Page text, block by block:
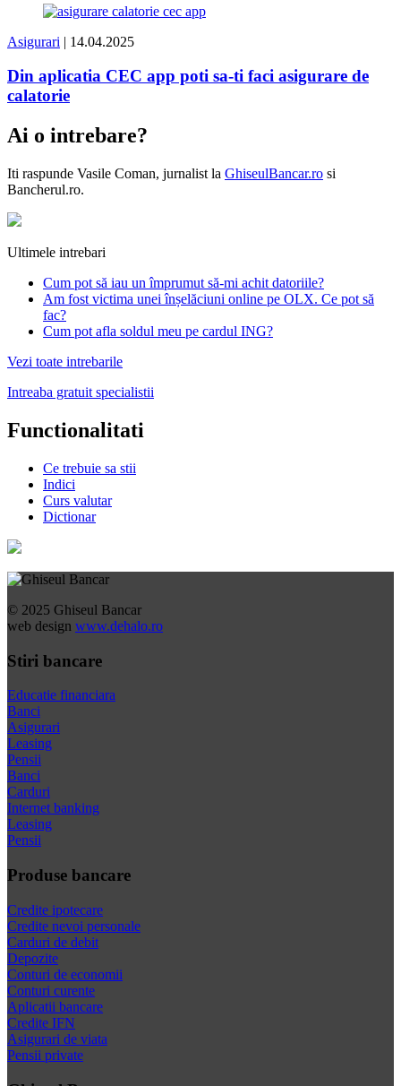
Asigurari | 14.04.2025
Din aplicatia CEC app poti sa-ti faci asigurare de
calatorie
Ai o intrebare?
Iti raspunde Vasile Coman, jurnalist la GhiseulBancar.ro si
Bancherul.ro.
Ultimele intrebari
Cum pot să iau un împrumut să-mi achit datoriile?
Am fost victima unei înșelăciuni online pe OLX. Ce pot să
fac?
Cum pot afla soldul meu pe cardul ING?
Vezi toate intrebarile
Intreaba gratuit specialistii
Functionalitati
Ce trebuie sa stii
Indici
Curs valutar
Dictionar
© 2025 Ghiseul Bancar
web design www.dehalo.ro
Stiri bancare
Educatie financiara
Banci
Asigurari
Leasing
Pensii
Banci
Carduri
Internet banking
Leasing
Pensii
Produse bancare
Credite ipotecare
Credite nevoi personale
Carduri de debit
Depozite
Conturi de economii
Conturi curente
Aplicatii bancare
Credite IFN
Asigurari de viata
Pensii private